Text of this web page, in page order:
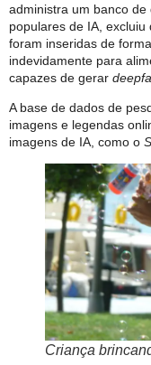
administra um banco
populares de IA,
foram inseridas de
indevidamente para
capazes de gerar
A base de dados de
imagens e legendas
imagens de IA, como o
Criança